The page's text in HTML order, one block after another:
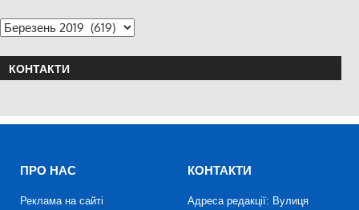
КОНТАКТИ
ПРО НАС
Реклама на сайті
КОНТАКТИ
Адреса редакції: Вулиця